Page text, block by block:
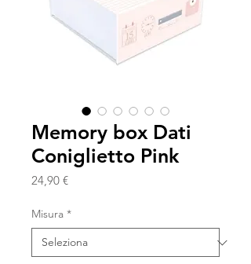
Memory box Dati
Coniglietto Pink
24,90 €Prezzo
Misura *